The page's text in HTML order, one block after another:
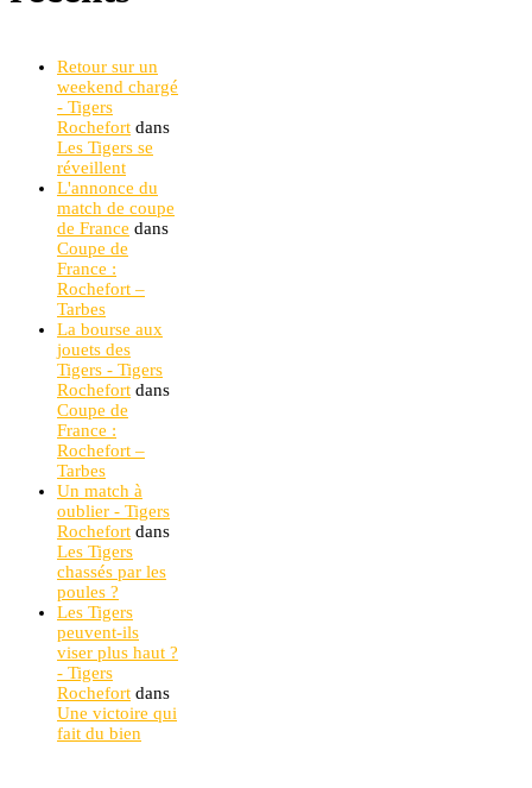
Retour sur un
weekend chargé
- Tigers
Rochefort dans
Les Tigers se
réveillent
L'annonce du
match de coupe
de France dans
Coupe de
France :
Rochefort –
Tarbes
La bourse aux
jouets des
Tigers - Tigers
Rochefort dans
Coupe de
France :
Rochefort –
Tarbes
Un match à
oublier - Tigers
Rochefort dans
Les Tigers
chassés par les
poules ?
Les Tigers
peuvent-ils
viser plus haut ?
- Tigers
Rochefort dans
Une victoire qui
fait du bien